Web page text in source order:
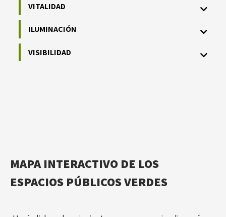
VITALIDAD
ILUMINACIÓN
VISIBILIDAD
MAPA INTERACTIVO DE LOS
ESPACIOS PÚBLICOS VERDES